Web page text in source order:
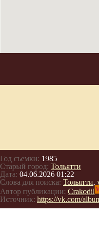
Год съемки: 1985
Старый город: Тольятти
Дата: 04.06.2026 01:22
Слова для поиска: Тольятти,
Автор публикации: Crakodil
Источник: https://vk.com/